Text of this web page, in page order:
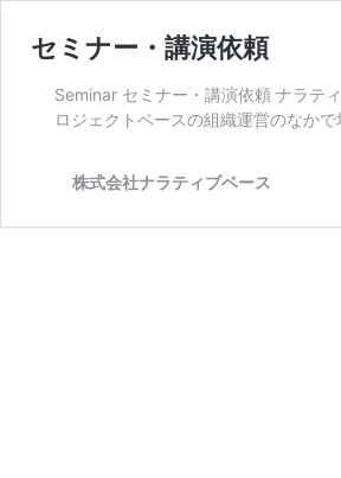
セミナー・講演依頼
Seminar セミナー・講演依頼 ナラテ
ロジェクトベースの組織運営のなか
株式会社ナラティブベース